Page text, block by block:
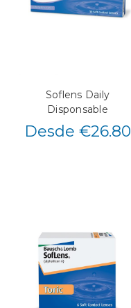
Soflens Daily
Disponsable
Desde €26.80